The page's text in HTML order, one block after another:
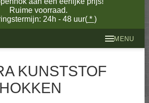
Ruime voorraad.
24h - 48 uur(* )
MENU
KUNSTSTOF